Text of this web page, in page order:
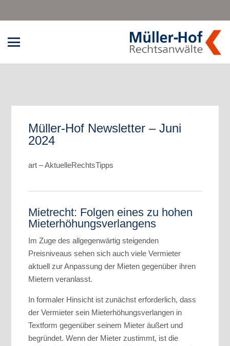
Müller-Hof Newsletter – Juni
2024
art – AktuelleRechtsTipps
Mietrecht: Folgen eines zu hohen
Mieterhöhungsverlangens
Im Zuge des allgegenwärtig steigenden
Preisniveaus sehen sich auch viele Vermieter
aktuell zur Anpassung der Mieten gegenüber ihren
Mietern veranlasst.
In formaler Hinsicht ist zunächst erforderlich, dass
der Vermieter sein Mieterhöhungsverlangen in
Textform gegenüber seinem Mieter äußert und
begründet. Wenn der Mieter zustimmt, ist die